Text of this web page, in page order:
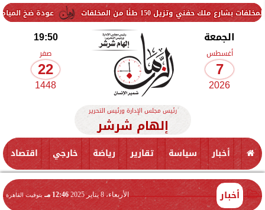
عودة ضخ المياه تدريجيًا 150 طنًا من المخلفات
الجمعة
أغسطس
7
2026
19:50
صفر
22
1448
رئيس مجلس الإدارة ورئيس التحرير
إلهام شرشر
أخبار سياسة تقارير رياضة خارجي اقتصاد
أخبار الأربعاء، 8 يناير 2025 12:46 مـ بتوقيت القاهرة